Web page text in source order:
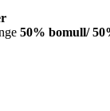
50% bomull/